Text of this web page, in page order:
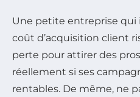
Une petite entreprise qui
coût d’acquisition client
perte pour attirer des
réellement si ses
rentables. De même, ne